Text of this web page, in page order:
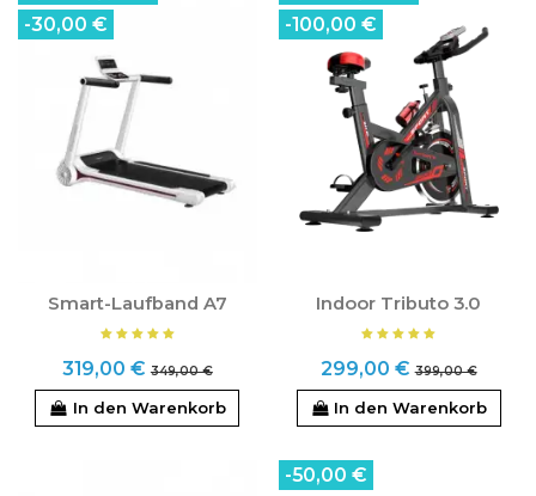
-30,00 €
Smart-Laufband A7
319,00 € 349,00 €
In den Warenkorb
-100,00 €
Indoor Tributo 3.0
299,00 € 399,00 €
In den Warenkorb
-50,00 €